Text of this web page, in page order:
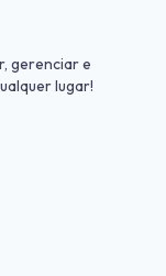
gerenciar e
lugar!